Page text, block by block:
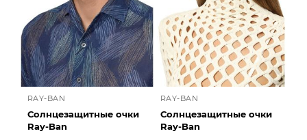
RAY-BAN
Солнцезащитные очки
Ray-Ban
RAY-BAN
Солнцезащитные очки
Ray-Ban